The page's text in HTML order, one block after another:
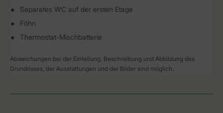
Separates WC auf der ersten Etage
Föhn
Thermostat-Mischbatterie
Abweichungen bei der Einteilung, Beschreibung und Abbildung des
Grundrisses, der Ausstattungen und der Bilder sind möglich.